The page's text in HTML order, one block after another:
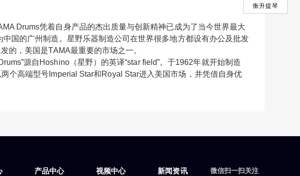
Drums凭着自身产品的杰出质量与创新精神已成为了当今世界最大
国的广州制造。星野乐器制造公司在世界很多地方都设有办公及批发
的，美国是TAMA最重要的市场之一。
源自Hoshino（星野）的英译“star field”。于1962年就开始制造
个高端型号Imperial Star和Royal Star进入美国市场，并凭借自身优
产品中心 视频中心 新闻资讯
微信扫一扫关注
衡升提琴